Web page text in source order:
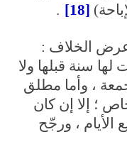
[18]
.
الخلاف :
سنة قبلها ولا
، وأما مطلق
؛ إلا إن كان
، ورجّح